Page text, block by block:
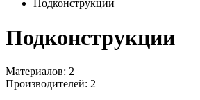
Подконструкции
Подконструкции
Материалов: 2
Производителей: 2